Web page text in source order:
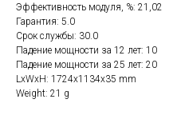
Эффективность модуля, %: 21,02
Гарантия: 5.0
Срок службы: 30.0
Падение мощности за 12 лет: 10
Падение мощности за 25 лет: 20
LxWxH: 1724x1134x35 mm
Weight: 21 g